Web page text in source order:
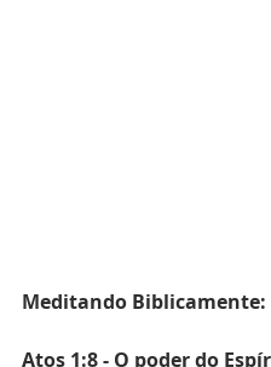
Meditando Biblicamente:
Atos 1:8 - O poder do